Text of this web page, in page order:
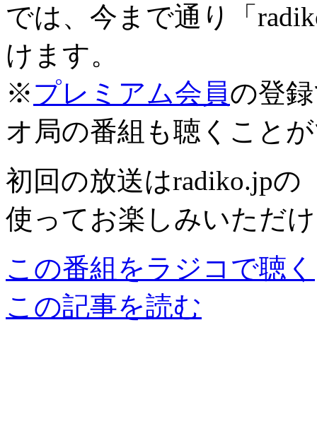
では、今まで通り「
けます。
※プレミアム会員の登
オ局の番組も聴くこと
初回の放送はradiko.jp
使ってお楽しみいただ
この番組をラジコで聴く
この記事を読む